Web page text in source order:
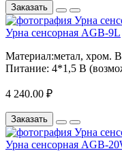
Заказать
Урна сенсорная АGB-9L
Материал:метал, хром.
Питание: 4*1,5 В
4 240.00 ₽
Заказать
Урна сенсорная АGB-